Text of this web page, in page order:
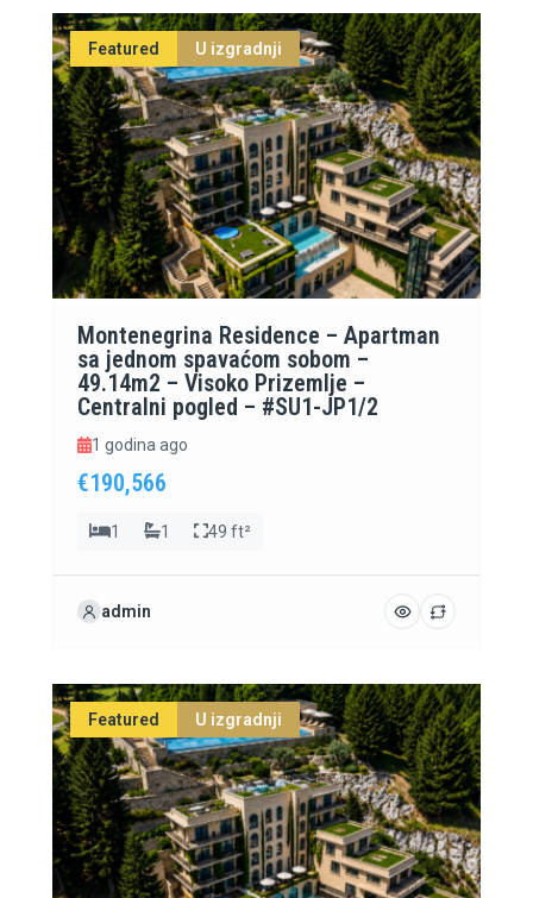
Featured U izgradnji
Montenegrina Residence – Apartman
sa jednom spavaćom sobom –
49.14m2 – Visoko Prizemlje –
Centralni pogled – #SU1-JP1/2
1 godina ago
€190,566
1 1 49 ft²
admin
Featured U izgradnji